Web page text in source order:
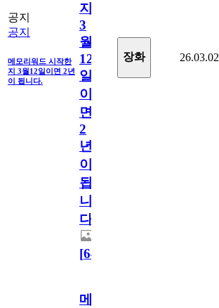
공지
공지
메모리워드 시작한
지 3월12일이면 2년
이 됩니다.
지
3
월
12
일
이
면
2
년
이
됩
니
다.
[64
장화 26.03.02
메